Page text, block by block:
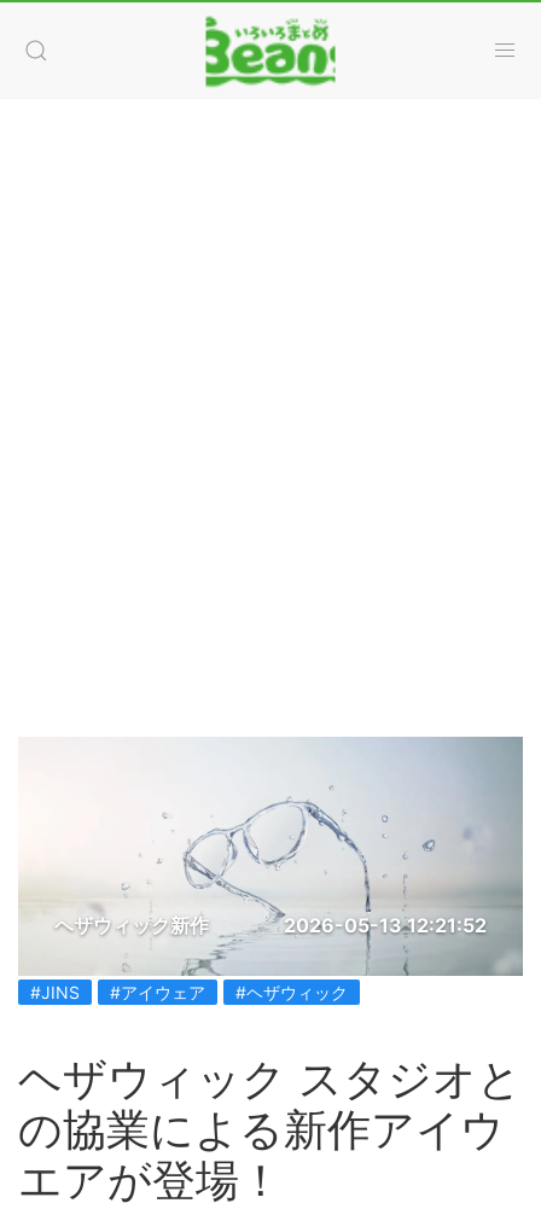
ヘザウィック新作 2026-05-13 12:21:52
#JINS #アイウェア #ヘザウィック
ヘザウィック スタジオと
の協業による新作アイウ
エアが登場！